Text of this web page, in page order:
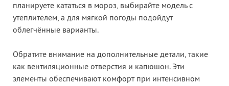
планируете кататься в мороз, выбирайте модель с
утеплителем, а для мягкой погоды подойдут
облегчённые варианты.
Обратите внимание на дополнительные детали, такие
как вентиляционные отверстия и капюшон. Эти
элементы обеспечивают комфорт при интенсивном